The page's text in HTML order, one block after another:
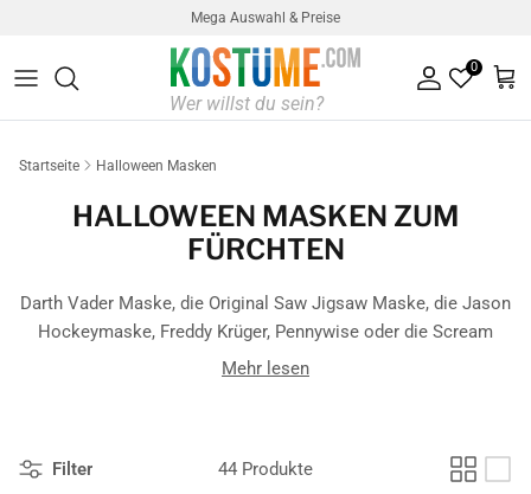
Mega Auswahl & Preise
0
Konto
Startseite Halloween Masken
HALLOWEEN MASKEN ZUM
FÜRCHTEN
Darth Vader Maske, die Original Saw Jigsaw Maske, die Jason
Hockeymaske, Freddy Krüger, Pennywise oder die Scream
Halloween Maske
Mehr lesen
Filter 44 Produkte